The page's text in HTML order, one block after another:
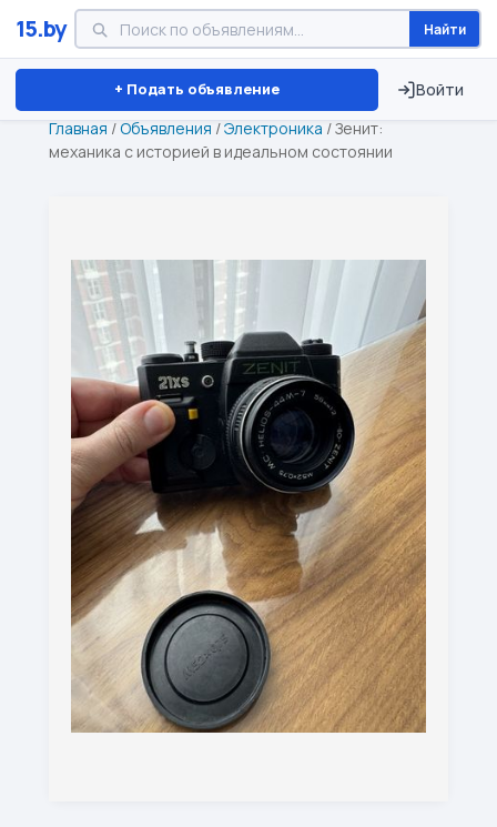
15.by Найти
+ Подать объявление Войти
Минск Витебск Брест ⏱ ТОЛЬКО 15 ДНЕЙ
Главная /Объявления /Электроника /Зенит:
механика с историей в идеальном состоянии